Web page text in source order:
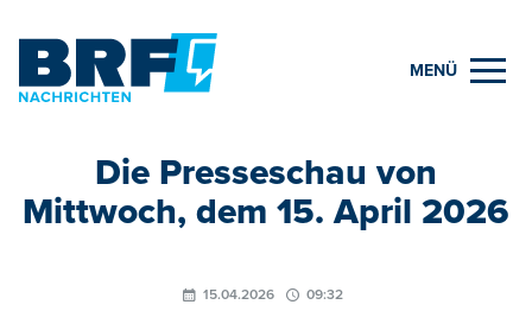
MENÜ
Die Presseschau von
Mittwoch, dem 15. April 2026
15.04.2026 09:32